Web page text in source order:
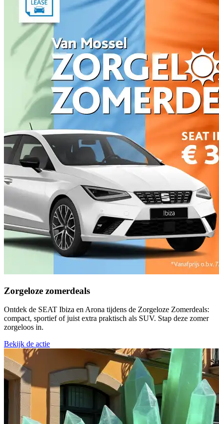
Zorgeloze zomerdeals
Ontdek de SEAT Ibiza en Arona tijdens de Zorgeloze Zomerdeals:
compact, sportief of juist extra praktisch als SUV. Stap deze zomer
zorgeloos in.
Bekijk de actie